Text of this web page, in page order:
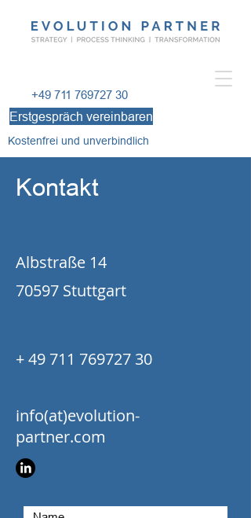
+49 711 769727 30
Erstgespräch vereinbaren
Kostenfrei und unverbindlich
Kontakt
Albstraße 14
70597 Stuttgart
+ 49 711 769727 30
info(at)evolution-
partner.com